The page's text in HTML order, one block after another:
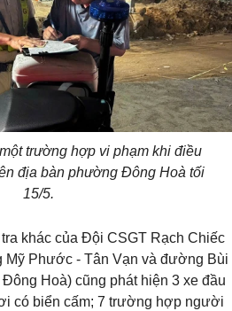
trường hợp vi phạm khi điều
địa bàn phường Đông Hoà tối
15/5.
khác của Đội CSGT Rạch Chiếc
Mỹ Phước - Tân Vạn và đường Bùi
Hoà) cũng phát hiện 3 xe đầu
có biển cấm; 7 trường hợp người